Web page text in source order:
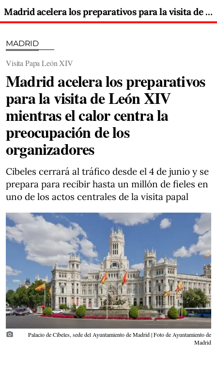
Madrid acelera los preparativos para la visita de León XIV mientras el calor centra la preocupación de los organizadores
MADRID
Visita Papa León XIV
Madrid acelera los preparativos
para la visita de León XIV
mientras el calor centra la
preocupación de los
organizadores
Cibeles cerrará al tráfico desde el 4 de junio y se
prepara para recibir hasta un millón de fieles en
uno de los actos centrales de la visita papal
photo_camera
Palacio de Cibeles, sede del Ayuntamiento de Madrid | Foto de Ayuntamiento de
Madrid